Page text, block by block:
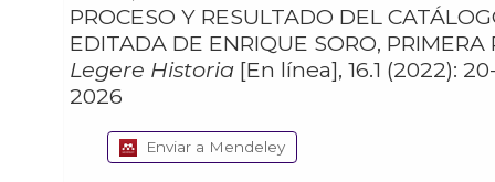
PROCESO Y RESULTADO DEL
EDITADA DE ENRIQUE SORO, PRIMERA
Legere Historia [En línea], 16.1 (2022): 20-
2026
Enviar a Mendeley